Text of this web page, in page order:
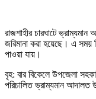
রাজশাহীর চারঘাটে
জরিমানা করা হয়েছে। এ সময়
পাওয়া যায়।
বৃহ: বার বিকেলে উপজেলা
পরিচালিত ভ্রাম্যমান আদালত